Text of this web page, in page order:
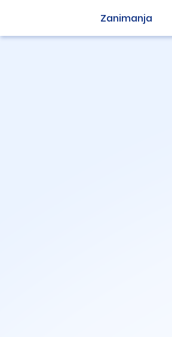
Zanimanja